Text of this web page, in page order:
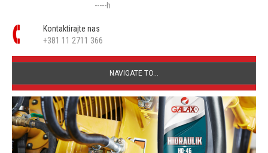
-----h
Kontaktirajte nas
+381 11 2711 366
NAVIGATE TO...